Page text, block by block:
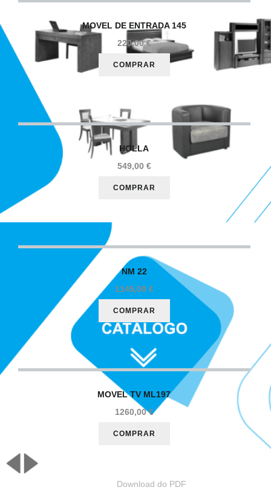
Colchões para todos!
Desde 55€
Catálogo online
Escolhas personalizadas
Download do PDF
MOVELDE ENTRADA 145
220,00 €
HOLLA
549,00 €
NM 22
1145,00 €
MOVELTV ML197
1260,00 €